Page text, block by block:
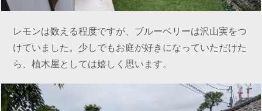
レモンは数える程度ですが、ブルーベリーは沢山実をつ
けていました。少しでもお庭が好きになっていただけた
ら、植木屋としては嬉しく思います。